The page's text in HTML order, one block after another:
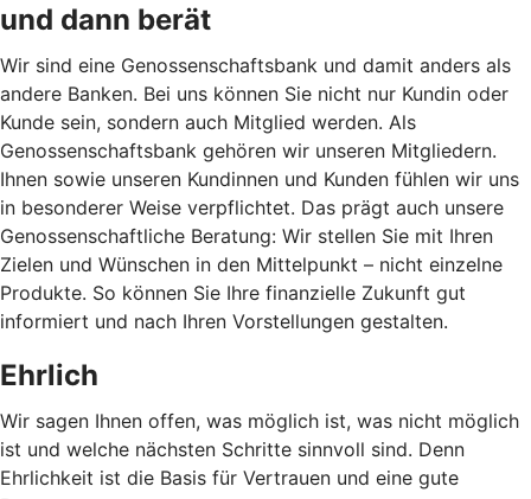
und dann berät
Wir sind eine Genossenschaftsbank und damit anders als
andere Banken. Bei uns können Sie nicht nur Kundin oder
Kunde sein, sondern auch Mitglied werden. Als
Genossenschaftsbank gehören wir unseren Mitgliedern.
Ihnen sowie unseren Kundinnen und Kunden fühlen wir uns
in besonderer Weise verpflichtet. Das prägt auch unsere
Genossenschaftliche Beratung: Wir stellen Sie mit Ihren
Zielen und Wünschen in den Mittelpunkt – nicht einzelne
Produkte. So können Sie Ihre finanzielle Zukunft gut
informiert und nach Ihren Vorstellungen gestalten.
Ehrlich
Wir sagen Ihnen offen, was möglich ist, was nicht möglich
ist und welche nächsten Schritte sinnvoll sind. Denn
Ehrlichkeit ist die Basis für Vertrauen und eine gute